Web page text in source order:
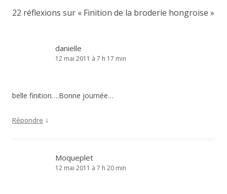
22 réflexions sur « Finition de la broderie hongroise »
danielle
12 mai 2011 à 7 h 17 min
belle finition….Bonne journée…
Répondre ↓
Moqueplet
12 mai 2011 à 7 h 20 min